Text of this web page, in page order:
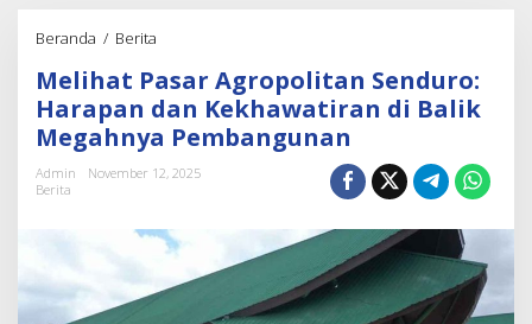
Beranda / Berita
l
i
h
a
t
s
A
Melihat Pasar Agropolitan Senduro:
Harapan dan Kekhawatiran di Balik
Megahnya Pembangunan
Admin
November 12, 2025
Berita